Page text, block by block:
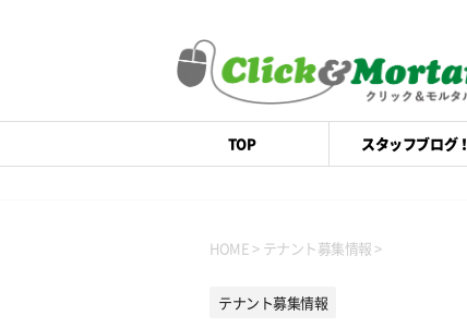
TOP スタッフブログ！
HOME > テナント募集情報 >
テナント募集情報